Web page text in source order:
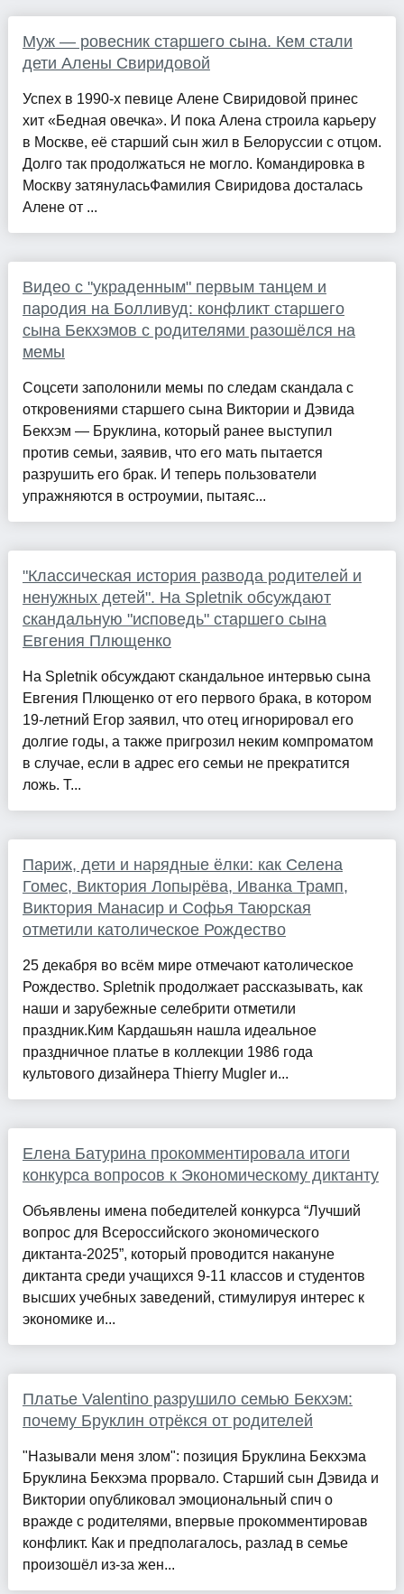
Муж — ровесник старшего сына. Кем стали
дети Алены Свиридовой
Успех в 1990-х певице Алене Свиридовой принес
хит «Бедная овечка». И пока Алена строила карьеру
в Москве, её старший сын жил в Белоруссии с отцом.
Долго так продолжаться не могло. Командировка в
Москву затянуласьФамилия Свиридова досталась
Алене от ...
Видео с "украденным" первым танцем и
пародия на Болливуд: конфликт старшего
сына Бекхэмов с родителями разошёлся на
мемы
Соцсети заполонили мемы по следам скандала с
откровениями старшего сына Виктории и Дэвида
Бекхэм — Бруклина, который ранее выступил
против семьи, заявив, что его мать пытается
разрушить его брак. И теперь пользователи
упражняются в остроумии, пытаяс...
"Классическая история развода родителей и
ненужных детей". На Spletnik обсуждают
скандальную "исповедь" старшего сына
Евгения Плющенко
На Spletnik обсуждают скандальное интервью сына
Евгения Плющенко от его первого брака, в котором
19-летний Егор заявил, что отец игнорировал его
долгие годы, а также пригрозил неким компроматом
в случае, если в адрес его семьи не прекратится
ложь. Т...
Париж, дети и нарядные ёлки: как Селена
Гомес, Виктория Лопырёва, Иванка Трамп,
Виктория Манасир и Софья Таюрская
отметили католическое Рождество
25 декабря во всём мире отмечают католическое
Рождество. Spletnik продолжает рассказывать, как
наши и зарубежные селебрити отметили
праздник.Ким Кардашьян нашла идеальное
праздничное платье в коллекции 1986 года
культового дизайнера Thierry Mugler и...
Елена Батурина прокомментировала итоги
конкурса вопросов к Экономическому диктанту
Объявлены имена победителей конкурса “Лучший
вопрос для Всероссийского экономического
диктанта-2025”, который проводится накануне
диктанта среди учащихся 9-11 классов и студентов
высших учебных заведений, стимулируя интерес к
экономике и...
Платье Valentino разрушило семью Бекхэм:
почему Бруклин отрёкся от родителей
"Называли меня злом": позиция Бруклина Бекхэма
Бруклина Бекхэма прорвало. Старший сын Дэвида и
Виктории опубликовал эмоциональный спич о
вражде с родителями, впервые прокомментировав
конфликт. Как и предполагалось, разлад в семье
произошёл из-за жен...